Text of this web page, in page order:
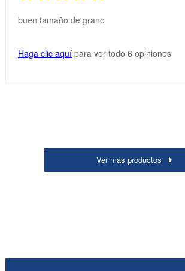
buen tamaño de grano
Haga clic aquípara ver todo 6 opiniones
Ver más productos